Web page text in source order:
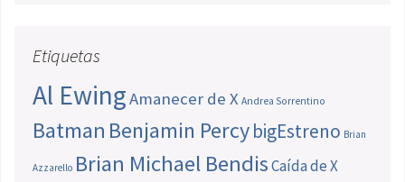
Etiquetas
Al EwingAmanecer de X Andrea Sorrentino
Batman Benjamin PercybigEstreno Brian
Azzarello Brian Michael BendisCaída de X